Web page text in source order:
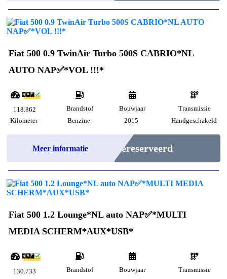
Fiat 500 0.9 TwinAir Turbo 500S CABRIO*NL
AUTO NAP✅*VOL !!!*
118.862
Kilometer
Brandstof
Benzine
Bouwjaar
2015
Transmissie
Handgeschakeld
Meer informatie Gereserveerd
Fiat 500 1.2 Lounge*NL auto NAP✅*MULTI
MEDIA SCHERM*AUX*USB*
130.733
Brandstof
Bouwjaar
Transmissie